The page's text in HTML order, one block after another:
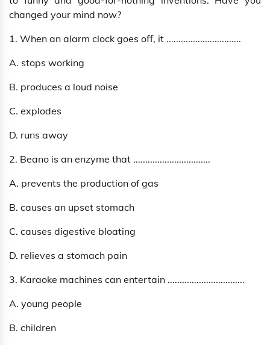
changed your mind now?
1. When an alarm clock goes oﬀ, it ...............................
A. stops working
B. produces a loud noise
C. explodes
D. runs away
2. Beano is an enzyme that ................................
A. prevents the production of gas
B. causes an upset stomach
C. causes digestive bloating
D. relieves a stomach pain
3. Karaoke machines can entertain ................................
A. young people
B. children